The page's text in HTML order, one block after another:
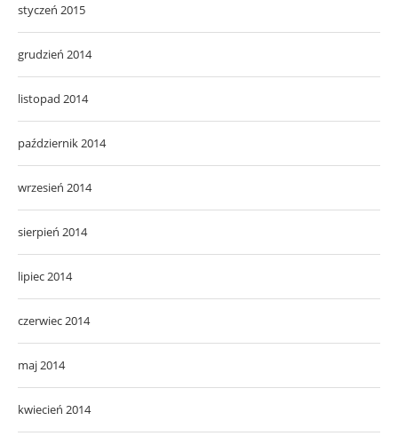
styczeń 2015
grudzień 2014
listopad 2014
październik 2014
wrzesień 2014
sierpień 2014
lipiec 2014
czerwiec 2014
maj 2014
kwiecień 2014